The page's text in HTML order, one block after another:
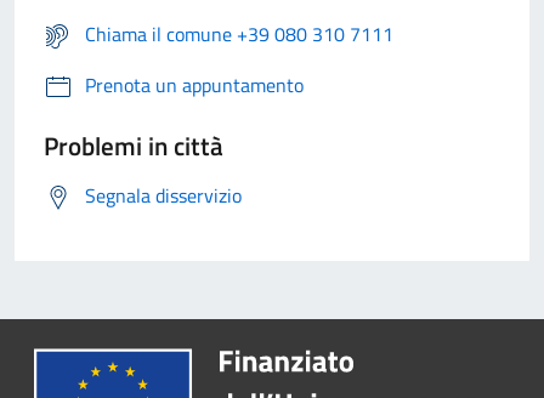
Chiama il comune +39 080 310 7111
Prenota un appuntamento
Problemi in città
Segnala disservizio